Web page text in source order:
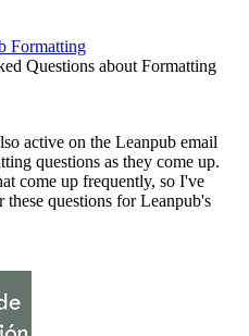
Formatting
Questions about Formatting
active on the Leanpub email
questions as they come up.
come up frequently, so I've
these questions for Leanpub's